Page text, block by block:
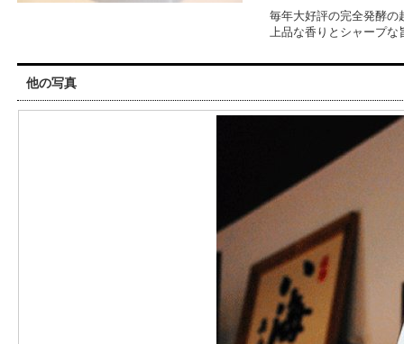
毎年大好評の完全発酵の
上品な香りとシャープな
他の写真